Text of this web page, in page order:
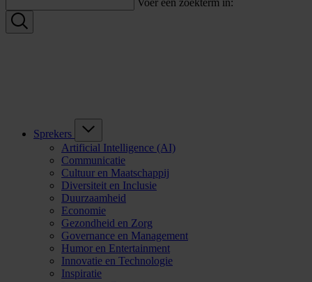
Voer een zoekterm in:
Sprekers
Artificial Intelligence (AI)
Communicatie
Cultuur en Maatschappij
Diversiteit en Inclusie
Duurzaamheid
Economie
Gezondheid en Zorg
Governance en Management
Humor en Entertainment
Innovatie en Technologie
Inspiratie